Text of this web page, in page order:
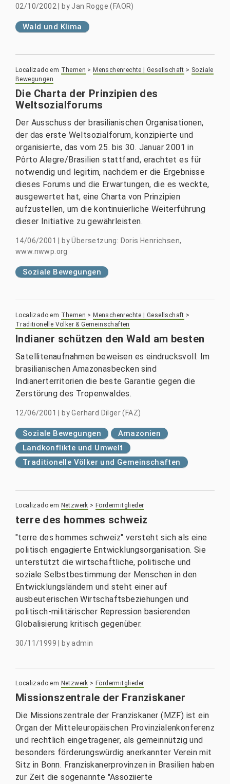
02/10/2002 by Jan Rogge (FAOR)
Wald und Klima
Localizado em Themen > Menschenrechte | Gesellschaft > Soziale
Bewegungen
Die Charta der Prinzipien des
Weltsozialforums
Der Ausschuss der brasilianischen Organisationen,
der das erste Weltsozialforum, konzipierte und
organisierte, das vom 25. bis 30. Januar 2001 in
Pôrto Alegre/Brasilien stattfand, erachtet es für
notwendig und legitim, nachdem er die Ergebnisse
dieses Forums und die Erwartungen, die es weckte,
ausgewertet hat, eine Charta von Prinzipien
aufzustellen, um die kontinuierliche Weiterführung
dieser Initiative zu gewährleisten.
14/06/2001 byÜbersetzung: Doris Henrichsen,
www.nwwp.org
Soziale Bewegungen
Localizado em Themen > Menschenrechte | Gesellschaft >
Traditionelle Völker & Gemeinschaften
Indianer schützen den Wald am besten
Satellitenaufnahmen beweisen es eindrucksvoll: Im
brasilianischen Amazonasbecken sind
Indianerterritorien die beste Garantie gegen die
Zerstörung des Tropenwaldes.
12/06/2001 byGerhard Dilger (FAZ)
Soziale Bewegungen
Amazonien
Landkonflikte und Umwelt
Traditionelle Völker und Gemeinschaften
Localizado em Netzwerk > Fördermitglieder
terre des hommes schweiz
"terre des hommes schweiz" versteht sich als eine
politisch engagierte Entwicklungsorganisation. Sie
unterstützt die wirtschaftliche, politische und
soziale Selbstbestimmung der Menschen in den
Entwicklungsländern und steht einer auf
ausbeuterischen Wirtschaftsbeziehungen und
politisch-militärischer Repression basierenden
Globalisierung kritisch gegenüber.
30/11/1999 byadmin
Localizado em Netzwerk > Fördermitglieder
Missionszentrale der Franziskaner
Die Missionszentrale der Franziskaner (MZF) ist ein
Organ der Mitteleuropäischen Provinzialenkonferenz
und rechtlich eingetragener, als gemeinnützig und
besonders förderungswürdig anerkannter Verein mit
Sitz in Bonn. Franziskanerprovinzen in Brasilien haben
zur Zeit die sogenannte "Assoziierte